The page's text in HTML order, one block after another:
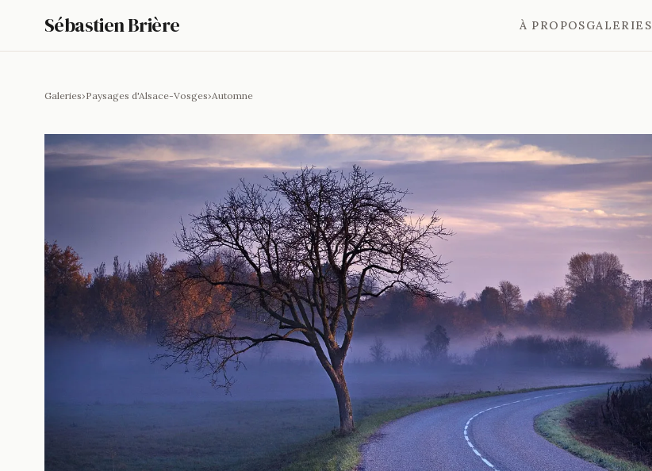
Sébastien Brière À PROPOSGALERIES
Galeries›Paysages d'Alsace-Vosges›Automne